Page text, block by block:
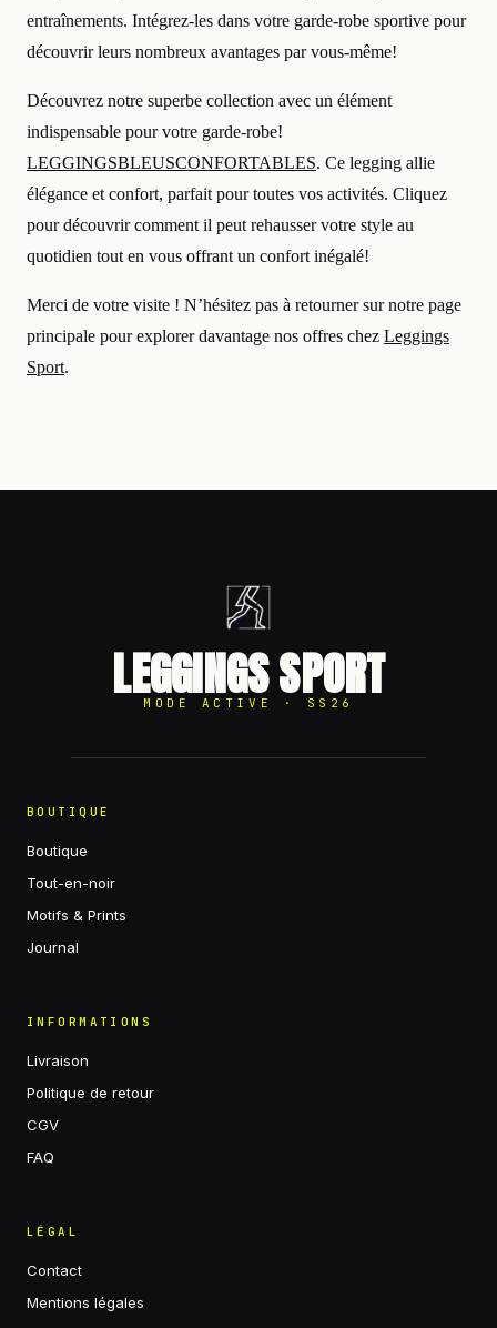
entraînements. Intégrez-les dans votre garde-robe sportive pour
découvrir leurs nombreux avantages par vous-même!
Découvrez notre superbe collection avec un élément
indispensable pour votre garde-robe!
LEGGINGSBLEUSCONFORTABLES. Ce legging allie
élégance et confort, parfait pour toutes vos activités. Cliquez
pour découvrir comment il peut rehausser votre style au
quotidien tout en vous offrant un confort inégalé!
Merci de votre visite ! N’hésitez pas à retourner sur notre page
principale pour explorer davantage nos offres chez Leggings
Sport.
LEGGINGS SPORT
MODE ACTIVE · SS26
BOUTIQUE
Boutique
Tout-en-noir
Motifs & Prints
Journal
INFORMATIONS
Livraison
Politique de retour
CGV
FAQ
LÉGAL
Contact
Mentions légales